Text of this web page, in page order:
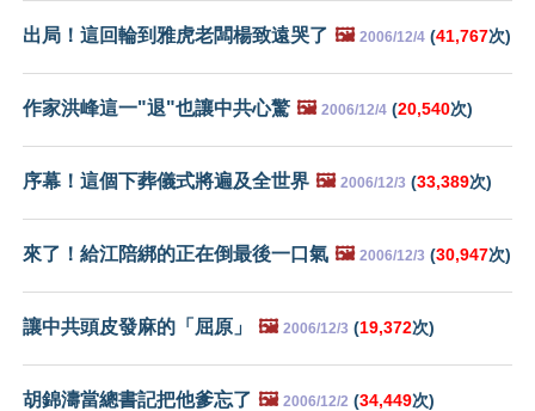
出局！這回輪到雅虎老闆楊致遠哭了 🖼️ 2006/12/4 (41,767次)
作家洪峰這一"退"也讓中共心驚 🖼️ 2006/12/4 (20,540次)
序幕！這個下葬儀式將遍及全世界 🖼️ 2006/12/3 (33,389次)
來了！給江陪綁的正在倒最後一口氣 🖼️ 2006/12/3 (30,947次)
讓中共頭皮發麻的「屈原」 🖼️ 2006/12/3 (19,372次)
胡錦濤當總書記把他爹忘了 🖼️ 2006/12/2 (34,449次)